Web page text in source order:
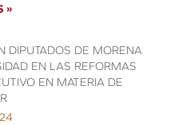
»
DIPUTADOS DE MORENA
EN LAS REFORMAS
EN MATERIA DE